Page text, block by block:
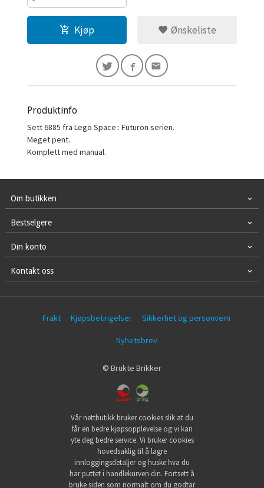
Kjøp Ønskeliste
Produktinfo
Sett 6885 fra Lego Space : Futuron serien.
Meget pent.
Komplett med manual.
Om butikken
Bestselgere
Din konto
Kontakt oss
Frakt Kjøpsbetingelser Sikkerhet og personvern
Nyhetsbrev
© Brukte Brikker
Vår nettbutikk bruker cookies slik at du
får en bedre kjøpsopplevelse og vi kan
yte deg bedre service. Vi bruker cookies
hovedsaklig til å lagre
innloggingsdetaljer og huske hva du
har puttet i handlekurven din. Fortsett å
bruke siden som normalt om du godtar